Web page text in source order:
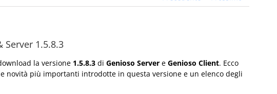
Server 1.5.8.3
la versione 1.5.8.3 di Genioso Server e Genioso Client. Ecco
novità più importanti introdotte in questa versione e un elenco degli